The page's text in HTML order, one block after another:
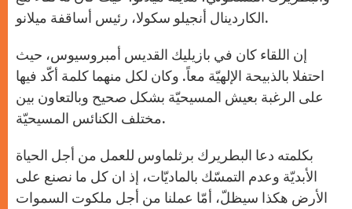
الكاردينال أنجيلو سكولا، رئيس أساقفة ميلانو.
إن اللقاء كان في بازيليك القديس أمبروسيوس، حيث
احتفلا بالذبيحة الإلهيّة معاً. وكان لكل منهما كلمة أكّد فيها
على الرغبة بعيش المسيحيّة بشكل صحيح وبالتعاون بين
مختلف الكنائس المسيحيّة.
بكلمته دعا البطريرك برثلماوس للعمل من أجل الحياة
الأبديّة وعدم التمسّك بالماديّات، إذ ان كل ما نصنع على
الأرض هكذا سيظلّ، أمّا عملنا من أجل ملكوت السموات